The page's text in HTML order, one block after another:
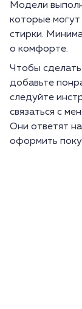
Модели
которые могут
стирки.
о комфорте.
Чтобы
добавьте
следуйте
связаться с
Они ответят
оформить